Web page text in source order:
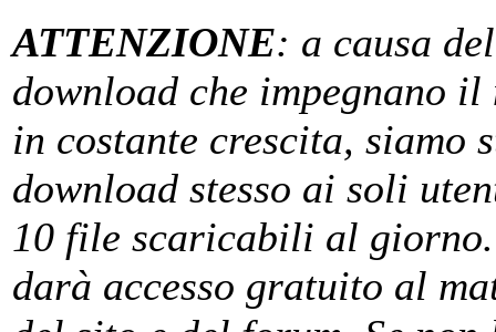
ATTENZIONE: a causa
download che impegnano
in costante crescita,
download stesso ai soli
10 file scaricabili al
darà accesso gratuito al